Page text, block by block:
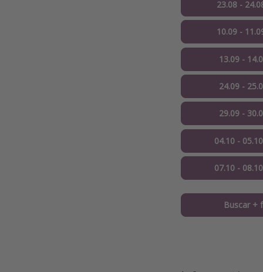
23.08 -
10.09 -
13.09 -
24.09 -
29.09 -
04.10 -
07.10 -
Buscar +